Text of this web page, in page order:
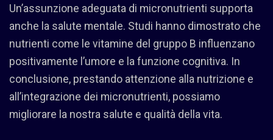
Un’assunzione adeguata di micronutrienti supporta
anche la salute mentale. Studi hanno dimostrato che
nutrienti come le vitamine del gruppo B influenzano
positivamente l’umore e la funzione cognitiva. In
conclusione, prestando attenzione alla nutrizione e
all’integrazione dei micronutrienti, possiamo
migliorare la nostra salute e qualità della vita.